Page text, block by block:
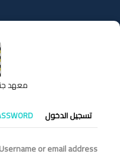
إلى
المحتوى
معهد
التبويبات
الأساسية
تسجيل الدخول
Username or email address